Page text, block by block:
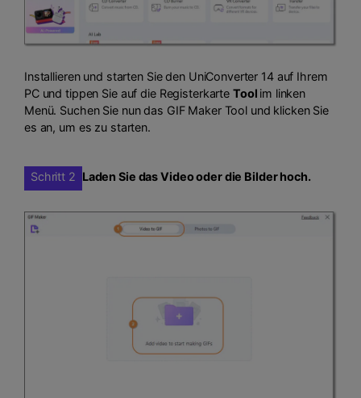
Installieren und starten Sie den UniConverter 14 auf Ihrem
PC und tippen Sie auf die Registerkarte Tool im linken
Menü. Suchen Sie nun das GIF Maker Tool und klicken Sie
es an, um es zu starten.
Schritt 2 Laden Sie das Video oder die Bilder hoch.